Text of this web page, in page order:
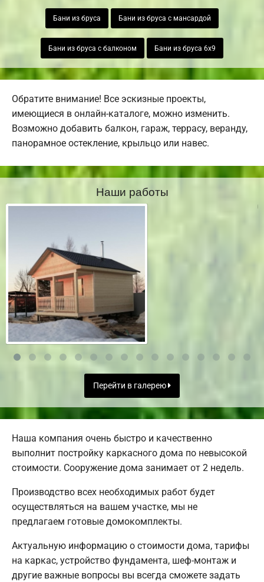
Бани из бруса Бани из бруса с мансардой
Бани из бруса с балконом Бани из бруса 6х9
Обратите внимание! Все эскизные проекты,
имеющиеся в онлайн-каталоге, можно изменить.
Возможно добавить балкон, гараж, террасу, веранду,
панорамное остекление, крыльцо или навес.
Наши работы
Перейти в галерею
Наша компания очень быстро и качественно
выполнит постройку каркасного дома по невысокой
стоимости. Сооружение дома занимает от 2 недель.
Производство всех необходимых работ будет
осуществляться на вашем участке, мы не
предлагаем готовые домокомплекты.
Актуальную информацию о стоимости дома, тарифы
на каркас, устройство фундамента, шеф-монтаж и
другие важные вопросы вы всегда сможете задать